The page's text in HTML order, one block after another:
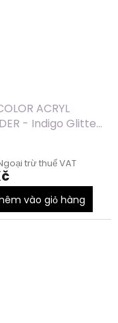
ACRYL
- Indigo Glitter
trừ thuế VAT
vào giỏ hàng